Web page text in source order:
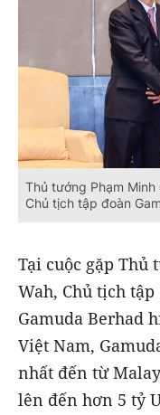
Thủ tướng Phạm Minh
Chủ tịch tập đoàn
Tại cuộc gặp Thủ
Wah, Chủ tịch
Gamuda Berhad
Việt Nam,
nhất đến từ
lên đến hơn 5 tỷ